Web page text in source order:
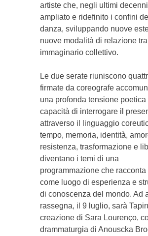
artiste che, negli ultimi
ampliato e ridefinito i confini
danza, sviluppando nuove
nuove modalità di relazione
immaginario collettivo.
Le due serate riuniscono
firmate da coreografe
una profonda tensione poetica
capacità di interrogare il
attraverso il linguaggio
tempo, memoria, identità,
resistenza, trasformazione e
diventano i temi di una
programmazione che racconta
come luogo di esperienza e
di conoscenza del mondo. Ad
rassegna, il 9 luglio, sarà
creazione di Sara Lourenço,
drammaturgia di Anouscka